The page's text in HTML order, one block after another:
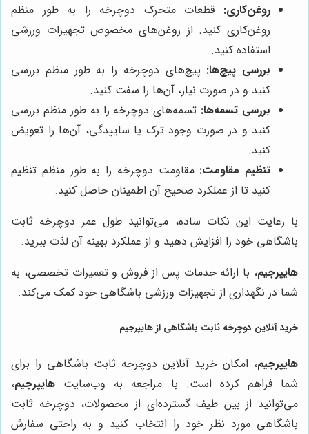
روغن‌کاری: قطعات متحرک دوچرخه را به طور منظم
روغن‌کاری کنید. از روغن‌های مخصوص تجهیزات ورزشی
استفاده کنید.
بررسی پیچ‌ها: پیچ‌های دوچرخه را به طور منظم بررسی
کنید و در صورت نیاز، آن‌ها را سفت کنید.
بررسی تسمه‌ها: تسمه‌های دوچرخه را به طور منظم بررسی
کنید و در صورت وجود ترک یا ساییدگی، آن‌ها را تعویض
کنید.
تنظیم مقاومت: مقاومت دوچرخه را به طور منظم تنظیم
کنید تا از عملکرد صحیح آن اطمینان حاصل کنید.
با رعایت این نکات ساده، می‌توانید طول عمر دوچرخه ثابت
باشگاهی خود را افزایش دهید و از عملکرد بهینه آن لذت ببرید.
هایپرجیم، با ارائه خدمات پس از فروش و تعمیرات تخصصی، به
شما در نگهداری از تجهیزات ورزشی باشگاهی خود کمک می‌کند.
خرید آنلاین دوچرخه ثابت باشگاهی ازهایپرجیم
هایپرجیم، امکان خرید آنلاین دوچرخه ثابت باشگاهی را برای
شما فراهم کرده است. با مراجعه به وب‌سایت هایپرجیم،
می‌توانید از بین طیف گسترده‌ای از محصولات، دوچرخه ثابت
باشگاهی مورد نظر خود را انتخاب کنید و به راحتی سفارش